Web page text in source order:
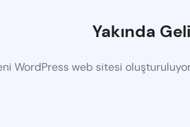
Yakında
WordPress web sitesi